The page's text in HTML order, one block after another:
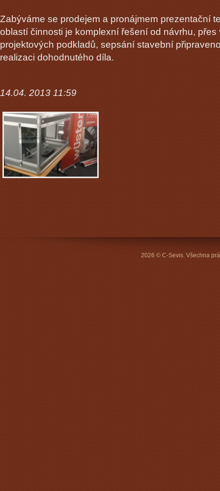
Zabýváme se prodejem a pronájmem prezentační
oblastí činnosti je komplexní řešení od návrhu,
projektových podkladů, sepsání stavební
realizaci dohodnutého díla.
14.04. 2013 11:59
2026 © C-Sevis. Všechna